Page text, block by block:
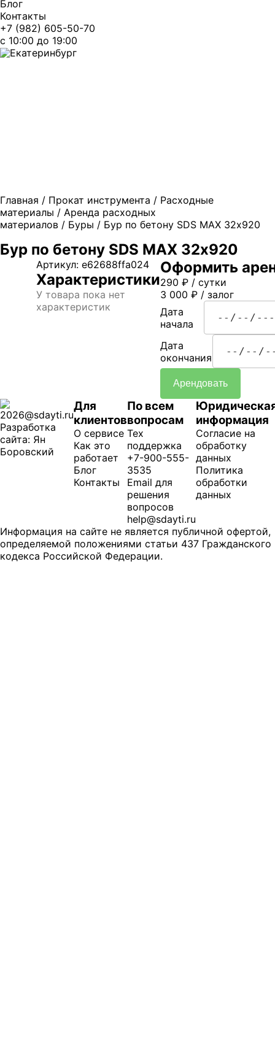
Блог
Контакты
+7 (982) 605-50-70
c 10:00 до 19:00
Екатеринбург
Главная / Прокат инструмента / Расходные
материалы / Аренда расходных
материалов / Буры / Бур по бетону SDS MAX 32х920
Бур по бетону SDS MAX 32х920
Артикул: e62688ffa024
Характеристики
У товара пока нет
характеристик
Оформить
290 ₽ / сутки
3 000 ₽ / залог
Дата
начала
Дата
окончания
Арендовать
2026@sdayti.ru
Разработка
сайта: Ян
Боровский
Для
клиентов
О сервисе
Как это
работает
Блог
Контакты
По всем
вопросам
Тех
поддержка
+7-900-555-
3535
Email для
решения
вопросов
help@sdayti.ru
информация
Согласие на
обработку
данных
Политика
обработки
данных
Информация на сайте не является публичной офертой,
определяемой положениями статьи 437 Гражданского
кодекса Российской Федерации.